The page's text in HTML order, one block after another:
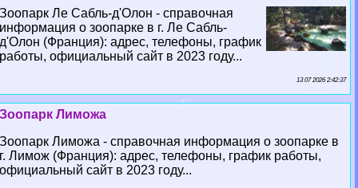
Зоопарк Ле Сабль-д'Олон - справочная
информация о зоопарке в г. Ле Сабль-
д'Олон (Франция): адрес, телефоны, график
работы, официальный сайт в 2023 году...
13 07 2026 2:42:37
Зоопарк Лиможа
Зоопарк Лиможа - справочная информация о зоопарке в
г. Лимож (Франция): адрес, телефоны, график работы,
официальный сайт в 2023 году...